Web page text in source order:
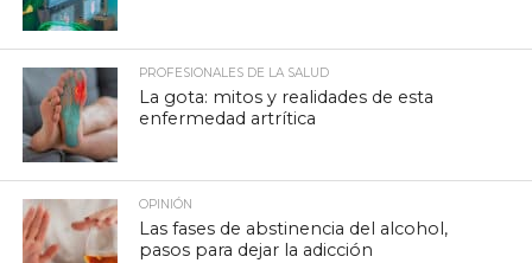
PROFESIONALES DE LA SALUD
La gota: mitos y realidades de esta
enfermedad artrítica
OPINIÓN
Las fases de abstinencia del alcohol,
pasos para dejar la adicción